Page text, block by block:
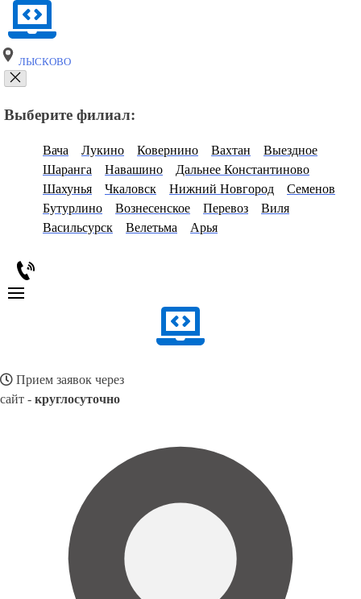
ЛЫСКОВО
Выберите филиал:
Вача Лукино Ковернино Вахтан
Выездное
Шаранга
Навашино
Дальнее Константиново
Шахунья
Чкаловск Нижний Новгород
Семенов
Бутурлино
Вознесенское Перевоз
Виля
Васильсурск
Велетьма Арья
Прием заявок через
сайт - круглосуточно